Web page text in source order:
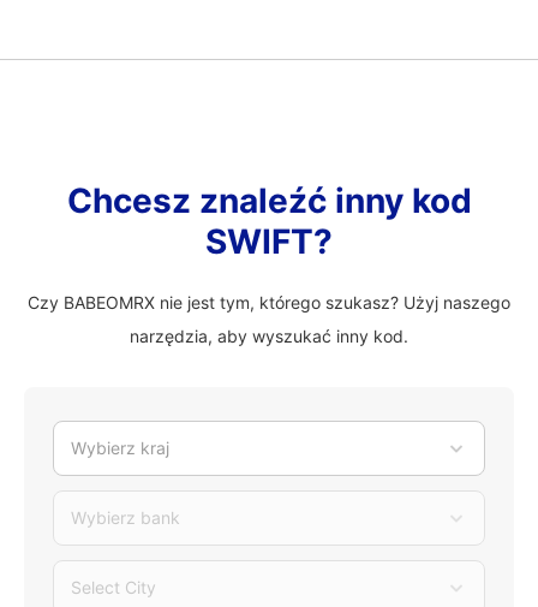
Chcesz znaleźć inny kod
SWIFT?
Czy BABEOMRX nie jest tym, którego szukasz? Użyj naszego
narzędzia, aby wyszukać inny kod.
Wybierz kraj
Wybierz bank
Select City